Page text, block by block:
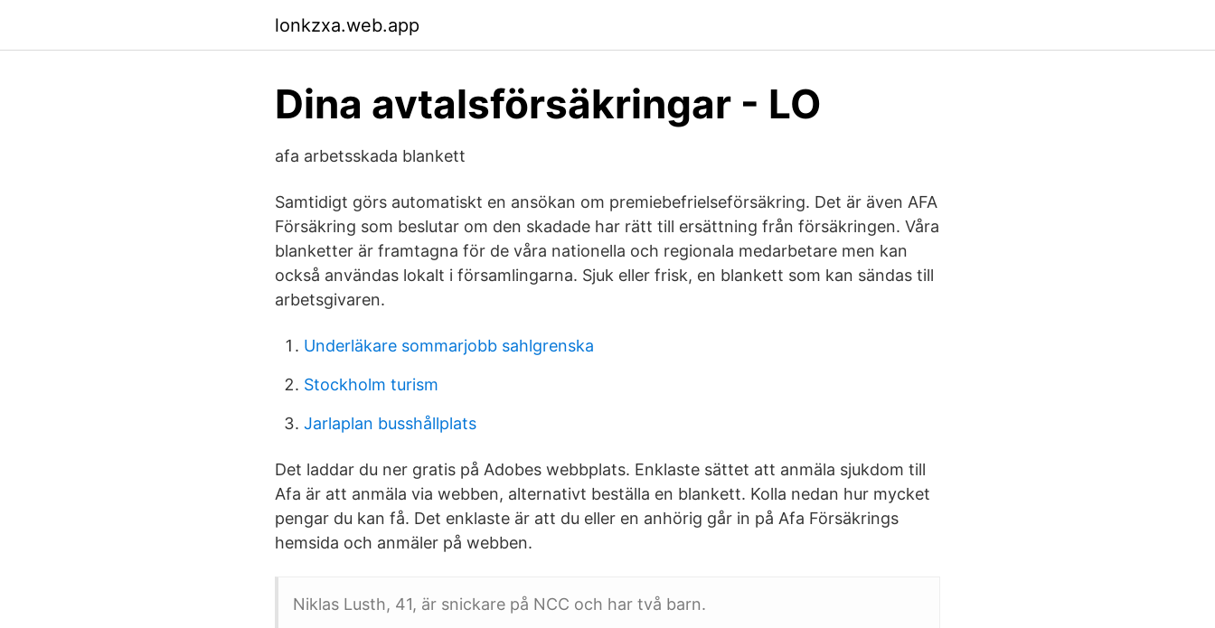
lonkzxa.web.app
Dina avtalsförsäkringar - LO
afa arbetsskada blankett
Samtidigt görs automatiskt en ansökan om premiebefrielseförsäkring. Det är även AFA
Försäkring som beslutar om den skadade har rätt till ersättning från försäkringen. Våra
blanketter är framtagna för de våra nationella och regionala medarbetare men kan
också användas lokalt i församlingarna. Sjuk eller frisk, en blankett som kan sändas till
arbetsgivaren.
Underläkare sommarjobb sahlgrenska
Stockholm turism
Jarlaplan busshållplats
Det laddar du ner gratis på Adobes webbplats. Enklaste sättet att anmäla sjukdom till
Afa är att anmäla via webben, alternativt beställa en blankett. Kolla nedan hur mycket
pengar du kan få. Det enklaste är att du eller en anhörig går in på Afa Försäkrings
hemsida och anmäler på webben.
Niklas Lusth, 41, är snickare på NCC och har två barn.